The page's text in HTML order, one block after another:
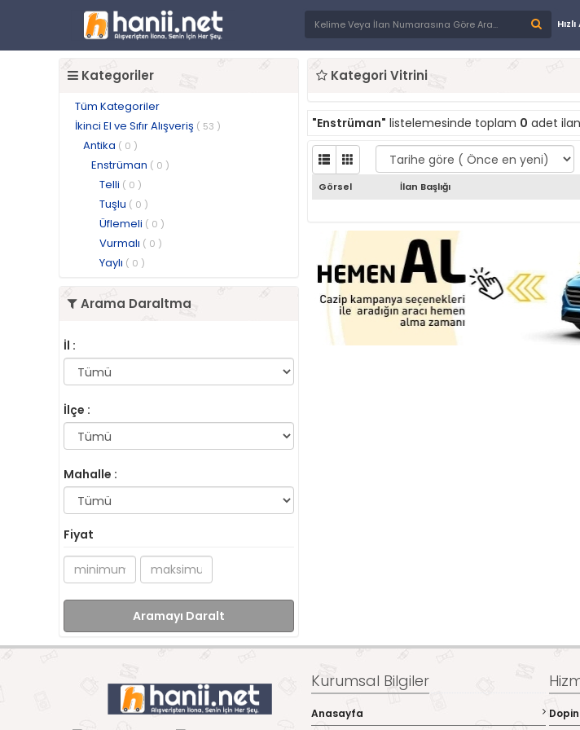
Kategoriler
Tüm Kategoriler
İkinci El ve Sıfır Alışveriş ( 53 )
Antika ( 0 )
Enstrüman ( 0 )
Telli ( 0 )
Tuşlu ( 0 )
Üflemeli ( 0 )
Vurmalı ( 0 )
Yaylı ( 0 )
Arama Daraltma
İl :
İlçe :
Mahalle :
Fiyat
Aramayı Daralt
Kategori Vitrini
"Enstrüman" listelemesinde toplam 0 adet
Görsel İlan Başlığı
Kurumsal Bilgiler
Anasayfa